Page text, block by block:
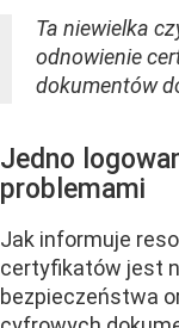
Ta niewielka
odnowienie
dokumentów
Jedno
problemami
Jak informuje
certyfikatów jest
bezpieczeństwa